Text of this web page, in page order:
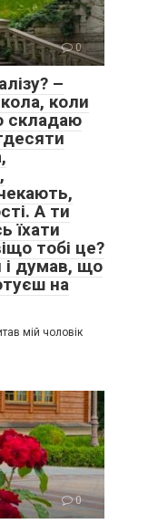
0
–
коли
складаю
А ти
їхати
тобі це?
і думав, що
на
мій чоловік
0